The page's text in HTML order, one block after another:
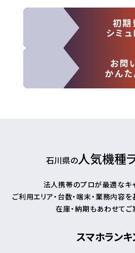
初期
シミ
お問
かん
石川県の人気機種
法人携帯のプロが最適なキ
ご利用エリア・台数・端末・業務内容
在庫・納期もあわせてご
スマホランキ